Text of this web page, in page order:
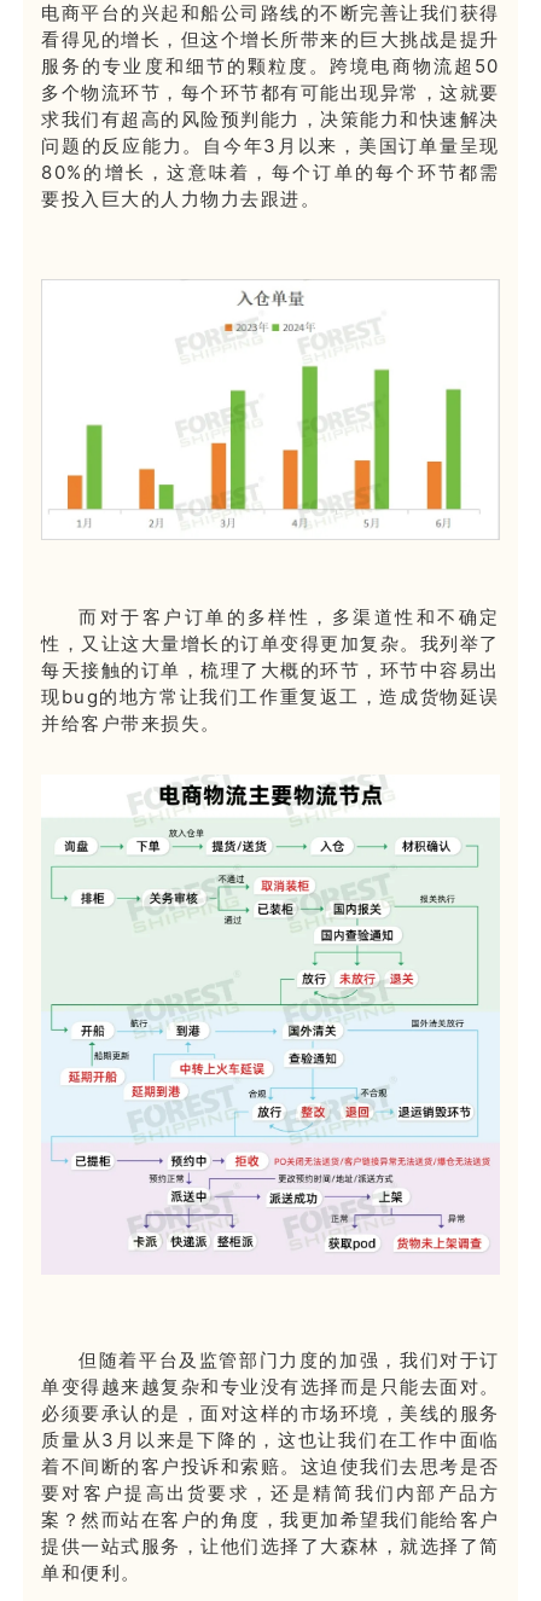
电商平台的兴起和船公司路线的不断完善让我们获得
看得见的增长，但这个增长所带来的巨大挑战是提升
服务的专业度和细节的颗粒度。跨境电商物流超50
多个物流环节，每个环节都有可能出现异常，这就要
求我们有超高的风险预判能力，决策能力和快速解决
问题的反应能力。
自今年3月以来，美国订单量呈现
80%的增长，这意味着，每个订单的每个环节都需
要投入巨大的人力物力去跟进。
而对于客户订单的多样性，多渠道性和不确定
性，又让这大量增长的订单变得更加复杂。我列举了
每天接触的订单，梳理了大概的环节，环节中容易出
现bug的地方常让我们工作重复返工，造成货物延误
并给客户带来损失。
但随着平台及监管部门力度的加强，我们对于订
单变得越来越复杂和专业没有选择而是只能去面对。
必须要承认的是，面对这样的市场环境，美线的服务
质量从3月以来是下降的，这也让我们在工作中面临
着不间断的客户投诉和索赔。这迫使我们去思考是否
要对客户提高出货要求，还是精简我们内部产品方
案？然而站在客户的角度，我更加希望我们能给客户
提供一站式服务，让他们选择了大森林，就选择了简
单和便利。